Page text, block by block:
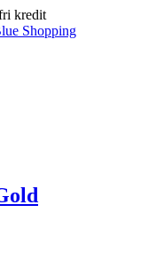
kredit
Shopping